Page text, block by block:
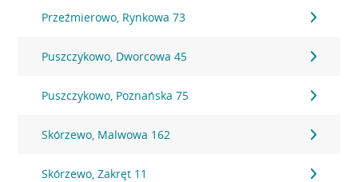
Przeźmierowo, Rynkowa 73
Puszczykowo, Dworcowa 45
Puszczykowo, Poznańska 75
Skórzewo, Malwowa 162
Skórzewo, Zakręt 11